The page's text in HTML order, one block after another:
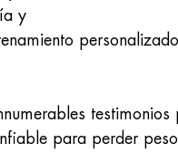
y
testimonios
para perder